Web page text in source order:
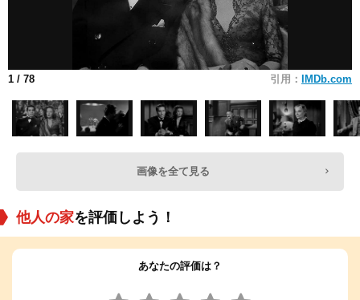
1 / 78 引用： IMDb.com
画像を全て見る
他人の家を評価しよう！
あなたの評価は？